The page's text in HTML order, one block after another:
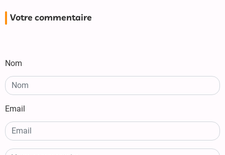
Votre commentaire
Nom
Email